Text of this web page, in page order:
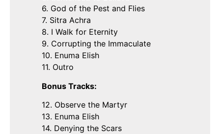
6. God of the Pest and Flies
7. Sitra Achra
8. I Walk for Eternity
9. Corrupting the Immaculate
10. Enuma Elish
11. Outro
Bonus Tracks:
12. Observe the Martyr
13. Enuma Elish
14. Denying the Scars